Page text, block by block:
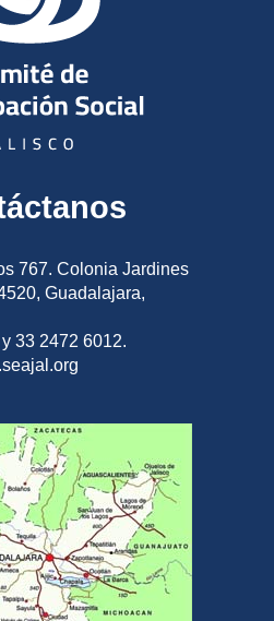
767. Colonia Jardines
Guadalajara,
33 2472 6012.